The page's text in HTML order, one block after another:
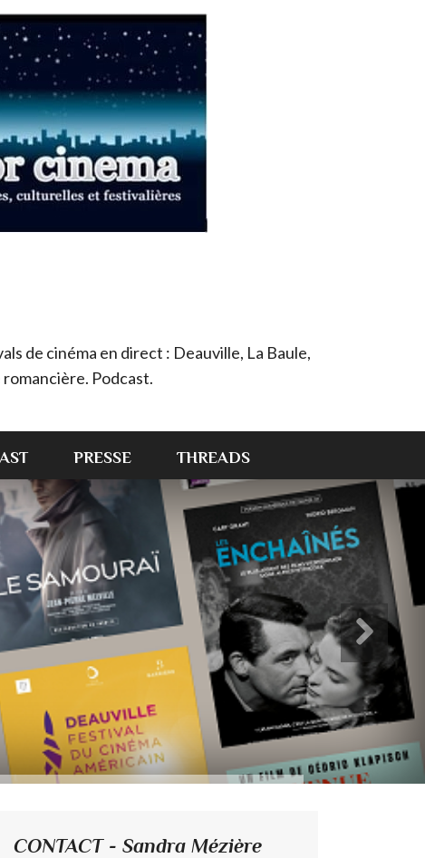
de cinéma en direct : Deauville, La Baule,
Podcast.
PRESSE THREADS
CONTACT - Sandra Mézière